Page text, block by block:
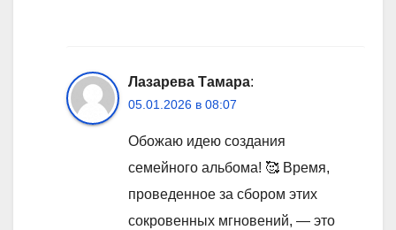
Лазарева Тамара:
05.01.2026 в 08:07
Обожаю идею создания
семейного альбома! 🥰 Время,
проведенное за сбором этих
сокровенных мгновений, — это